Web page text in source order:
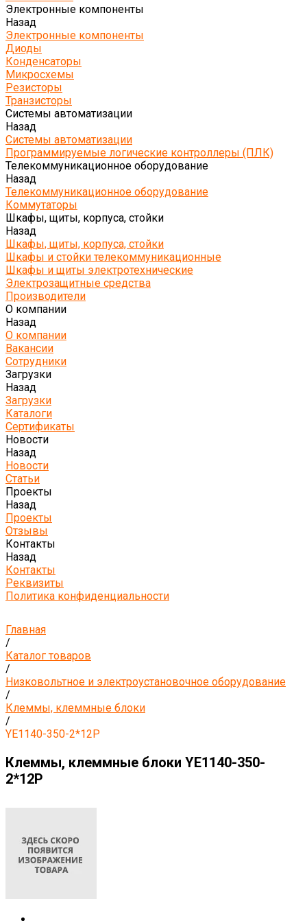
Электронные компоненты
Назад
Электронные компоненты
Диоды
Конденсаторы
Микросхемы
Резисторы
Транзисторы
Системы автоматизации
Назад
Системы автоматизации
Программируемые логические контроллеры (ПЛК)
Телекоммуникационное оборудование
Назад
Телекоммуникационное оборудование
Коммутаторы
Шкафы, щиты, корпуса, стойки
Назад
Шкафы, щиты, корпуса, стойки
Шкафы и стойки телекоммуникационные
Шкафы и щиты электротехнические
Электрозащитные средства
Производители
О компании
Назад
О компании
Вакансии
Сотрудники
Загрузки
Назад
Загрузки
Каталоги
Сертификаты
Новости
Назад
Новости
Статьи
Проекты
Назад
Проекты
Отзывы
Контакты
Назад
Контакты
Реквизиты
Политика конфиденциальности
Главная
/
Каталог товаров
/
Низковольтное и электроустановочное оборудование
/
Клеммы, клеммные блоки
/
YE1140-350-2*12P
Клеммы, клеммные блоки YE1140-350-
2*12P